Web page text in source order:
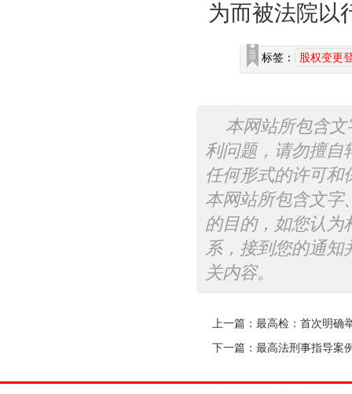
为而被法院以
标签： 股权变更
本网站所包含
利问题，请勿擅自
任何形式的许可和
本网站所包含文字
的目的，如您认为
系，接到您的通知
关内容。
上一篇： 最高检：首次明确
下一篇： 最高法刑事指导案